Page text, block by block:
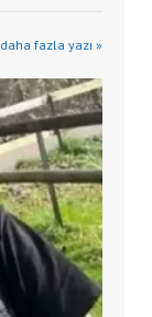
fazla yazı »